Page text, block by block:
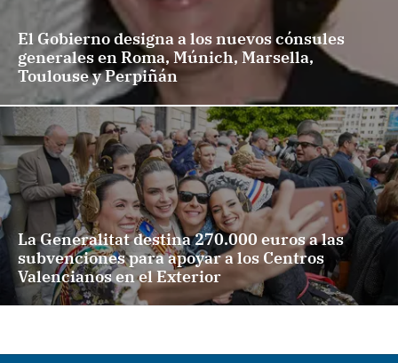
El Gobierno designa a los nuevos cónsules
generales en Roma, Múnich, Marsella,
Toulouse y Perpiñán
La Generalitat destina 270.000 euros a las
subvenciones para apoyar a los Centros
Valencianos en el Exterior